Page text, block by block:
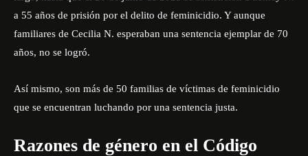
a 55 años de prisión por el delito de feminicidio. Y aunque
familiares de Cecilia N. esperaban una sentencia ejemplar de 70
años, no se logró.
Así mismo, son más de 50 familias de víctimas de feminicidio
que se encuentran luchando por una sentencia justa.
Razones de género en el Código